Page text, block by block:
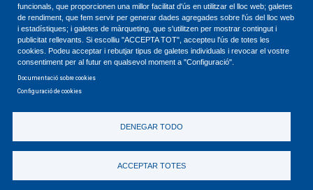
Amb el suport de
C P E =
funcionals, que proporcionen una millor facilitat d'ús en utilitzar el lloc web; galetes
de rendiment, que fem servir per generar dades agregades sobre l'ús del lloc web
i estadístiques; i galetes de màrqueting, que s'utilitzen per mostrar contingut i
publicitat rellevants. Si escolliu "ACCEPTA TOT", accepteu l'ús de totes les
cookies. Podeu acceptar i rebutjar tipus de galetes individuals i revocar el vostre
consentiment per al futur en qualsevol moment a "Configuració".
Documentació sobre cookies
Configuració de cookies
DENEGAR TODO
ACCEPTAR TOTES